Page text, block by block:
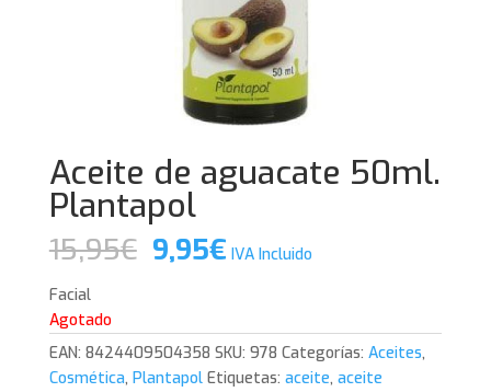
Aceite de aguacate 50ml.
Plantapol
15,95€ El
precio
era:
15,95€.
9,95€El
es:
9,95€.
IVA Incluido
Facial
Agotado
EAN: 8424409504358 SKU: 978 Categorías: Aceites,
Cosmética, Plantapol Etiquetas: aceite, aceite